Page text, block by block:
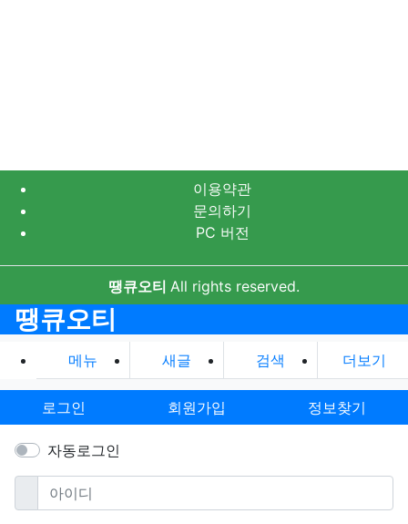
이용약관
문의하기
PC 버전
땡큐오티 All rights reserved.
땡큐오티
메뉴 새글 검색 더보기
로그인 회원가입 정보찾기
자동로그인
아이디필수